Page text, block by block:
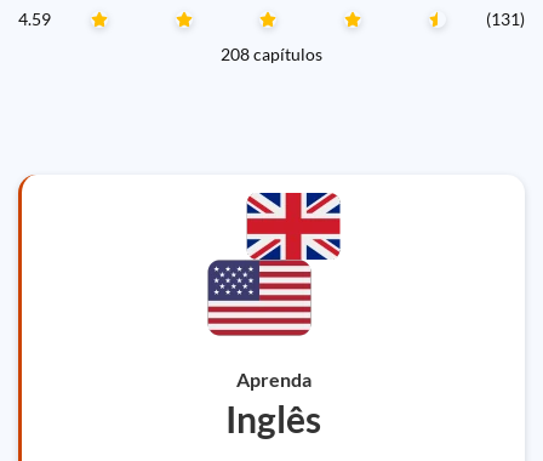
4.59
(131)
208 capítulos
Aprenda
Inglês